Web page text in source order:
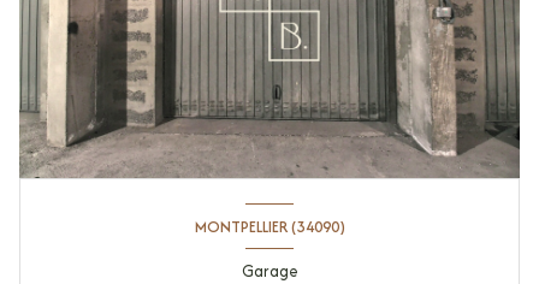
MONTPELLIER (34090)
Garage